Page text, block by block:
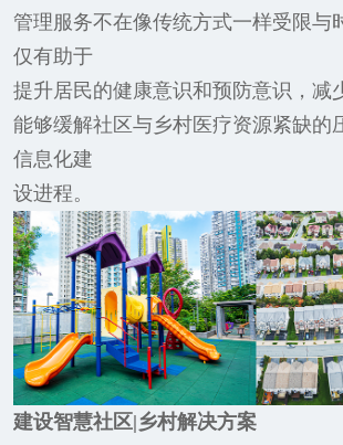
管理服务不在像传统方式一样受限与
仅有助于
提升居民的健康意识和预防意识，减
能够缓解社区与乡村医疗资源紧缺的
信息化建
设进程。
建设智慧社区|乡村解决方案